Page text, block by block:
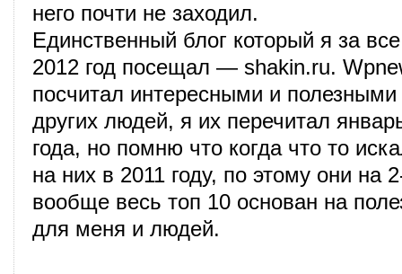
него почти не заходил.
Единственный блог который я за
2012 год посещал — shakin.ru.
посчитал интересными и
других людей, я их перечитал
года, но помню что когда что то
на них в 2011 году, по этому они на
вообще весь топ 10 основан на
для меня и людей.